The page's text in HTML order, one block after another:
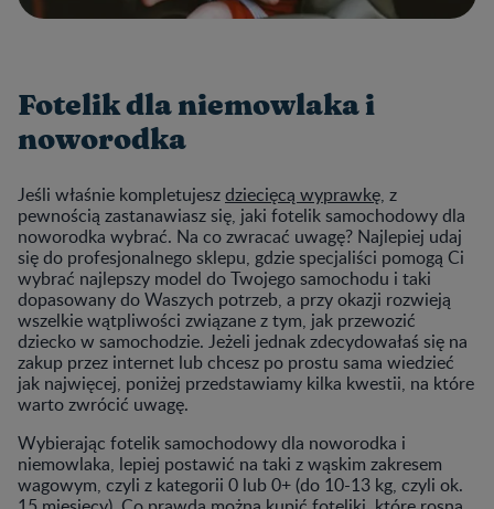
Fotelik dla niemowlaka i
noworodka
Jeśli właśnie kompletujeszdziecięcą wyprawkę, z
pewnością zastanawiasz się, jaki fotelik samochodowy dla
noworodka wybrać. Na co zwracać uwagę? Najlepiej udaj
się do profesjonalnego sklepu, gdzie specjaliści pomogą Ci
wybrać najlepszy model do Twojego samochodu i taki
dopasowany do Waszych potrzeb, a przy okazji rozwieją
wszelkie wątpliwości związane z tym, jak przewozić
dziecko w samochodzie. Jeżeli jednak zdecydowałaś się na
zakup przez internet lub chcesz po prostu sama wiedzieć
jak najwięcej, poniżej przedstawiamy kilka kwestii, na które
warto zwrócić uwagę.
Wybierając fotelik samochodowy dla noworodka i
niemowlaka, lepiej postawić na taki z wąskim zakresem
wagowym, czyli z kategorii 0 lub 0+ (do 10-13 kg, czyli ok.